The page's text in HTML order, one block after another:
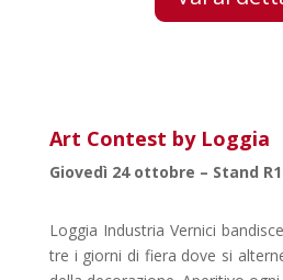
Art Contest by Loggia
Giovedì 24 ottobre – Stand
Loggia Industria Vernici
tre i giorni di fiera dove si